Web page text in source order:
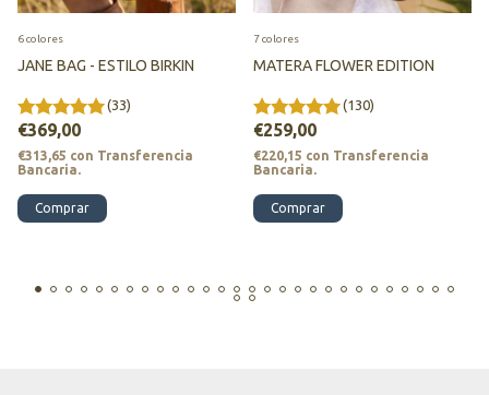
JANE BAG - ESTILO BIRKIN
(33)
€369,00
€313,65 con Transferencia
Bancaria.
6 colores
Comprar
MATERA FLOWER EDITION
(130)
€259,00
€220,15 con Transferencia
Bancaria.
7 colores
Comprar